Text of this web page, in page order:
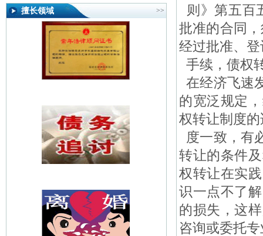
擅长领域 >>
则》第五百
批准的合同
经过批准、
手续，债权
在经济飞速
的宽泛规定
权转让制度
度一致，有
转让的条件
权转让在实
识一点不了
的损失，这
咨询或委托